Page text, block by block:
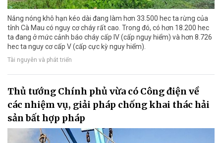
Nắng nóng khô hạn kéo dài đang làm hơn 33.500 hec ta rừng của
tỉnh Cà Mau có nguy cơ cháy rất cao. Trong đó, có hơn 18.200 hec
ta đang ở mức cảnh báo cháy cấp IV (cấp nguy hiểm) và hơn 8.726
hec ta nguy cơ cấp V (cấp cực kỳ nguy hiểm).
Tài nguyên và phát triển
Thủ tướng Chính phủ vừa có Công điện về
các nhiệm vụ, giải pháp chống khai thác hải
sản bất hợp pháp